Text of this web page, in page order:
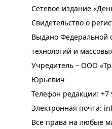
Сетевое издание
Свидетельство о
Выдано Федеральной
технологий и
Учредитель – ООО
Юрьевич
Телефон редакции: +7
Электронная почта:
Все права на любые